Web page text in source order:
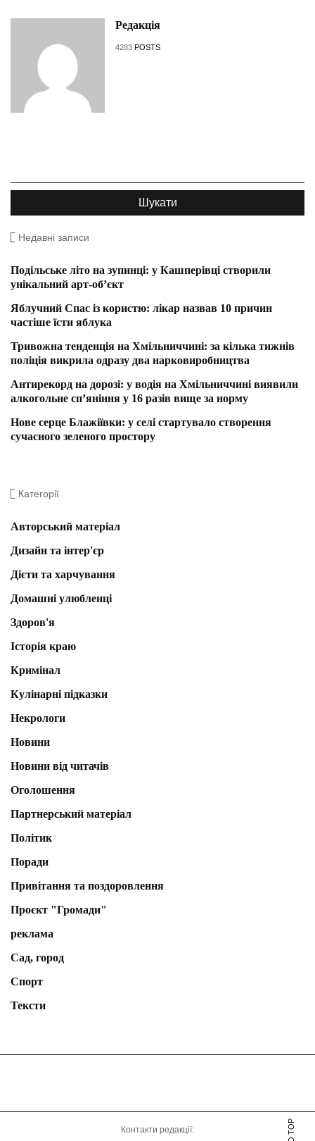
Редакція
4283 POSTS
Недавні записи
Подільське літо на зупинці: у Кашперівці створили
унікальний арт-об’єкт
Яблучний Спас із користю: лікар назвав 10 причин
частіше їсти яблука
Тривожна тенденція на Хмільниччині: за кілька тижнів
поліція викрила одразу два нарковиробництва
Антирекорд на дорозі: у водія на Хмільниччині виявили
алкогольне сп’яніння у 16 разів вище за норму
Нове серце Блажіївки: у селі стартувало створення
сучасного зеленого простору
Категорії
Авторський матеріал
Дизайн та інтер'єр
Дієти та харчування
Домашні улюбленці
Здоров'я
Історія краю
Кримінал
Кулінарні підказки
Некрологи
Новини
Новини від читачів
Оголошення
Партнерський матеріал
Політик
Поради
Привітання та поздоровлення
Проєкт "Громади"
реклама
Сад, город
Спорт
Тексти
Контакти редакції: